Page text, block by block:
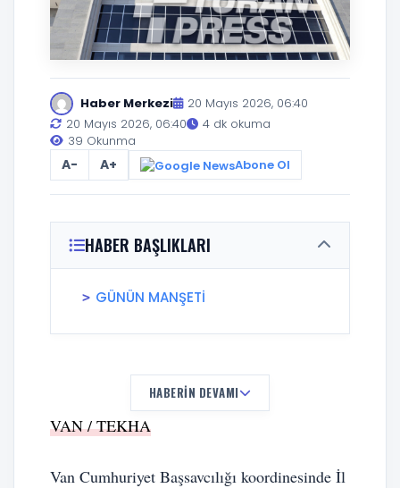
Haber Merkezi
20 Mayıs 2026, 06:40
20 Mayıs 2026, 06:40
4 dk okuma
39 Okunma
A- A+ Abone Ol
HABER BAŞLIKLARI
GÜNÜN MANŞETİ
HABERIN DEVAMI
VAN / TEKHA
Van Cumhuriyet Başsavcılığı koordinesinde İl